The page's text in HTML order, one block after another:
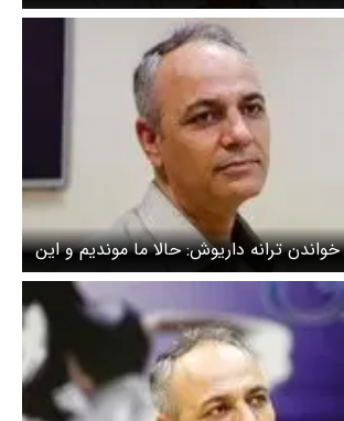
است!
خواندن ترانه داریوش: حالا ما موندیم و این